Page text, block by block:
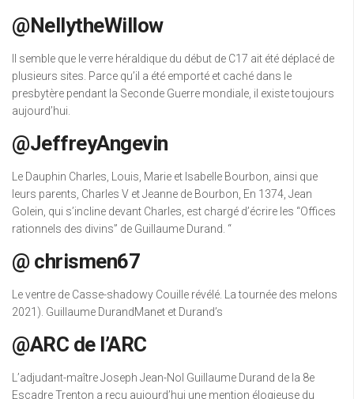
@NellytheWillow
Il semble que le verre héraldique du début de C17 ait été déplacé de
plusieurs sites. Parce qu’il a été emporté et caché dans le
presbytère pendant la Seconde Guerre mondiale, il existe toujours
aujourd’hui.
@JeffreyAngevin
Le Dauphin Charles, Louis, Marie et Isabelle Bourbon, ainsi que
leurs parents, Charles V et Jeanne de Bourbon, En 1374, Jean
Golein, qui s’incline devant Charles, est chargé d’écrire les “Offices
rationnels des divins” de Guillaume Durand. “
@ chrismen67
Le ventre de Casse-shadowy Couille révélé. La tournée des melons
2021). Guillaume DurandManet et Durand’s
@ARC de l’ARC
L’adjudant-maître Joseph Jean-Nol Guillaume Durand de la 8e
Escadre Trenton a reçu aujourd’hui une mention élogieuse du